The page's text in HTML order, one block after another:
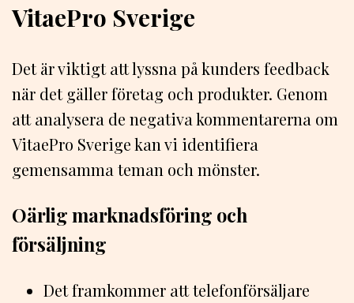
VitaePro Sverige
Det är viktigt att lyssna på kunders feedback
när det gäller företag och produkter. Genom
att analysera de negativa kommentarerna om
VitaePro Sverige kan vi identifiera
gemensamma teman och mönster.
Oärlig marknadsföring och
försäljning
Det framkommer att telefonförsäljare